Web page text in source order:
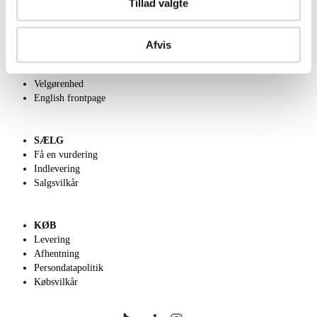
Tillad valgte
Afvis
Velgørenhed
English frontpage
SÆLG
Få en vurdering
Indlevering
Salgsvilkår
KØB
Levering
Afhentning
Persondatapolitik
Købsvilkår